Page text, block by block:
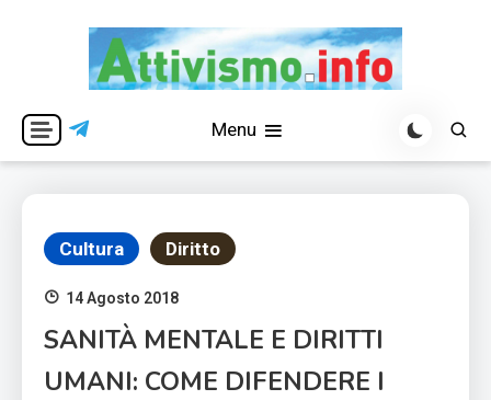
Attivismo.info
Menu
Cultura Diritto
14 Agosto 2018
SANITÀ MENTALE E DIRITTI
UMANI: COME DIFENDERE I